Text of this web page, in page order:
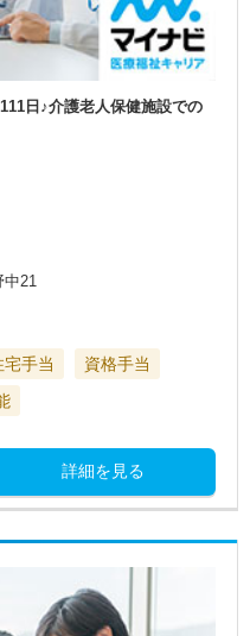
日♪介護老人保健施設での
中21
宅手当
資格手当
詳細を見る